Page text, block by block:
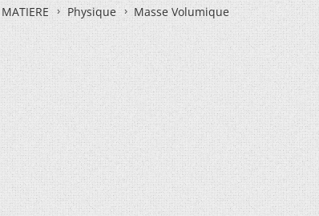
MATIERE Physique Masse Volumique